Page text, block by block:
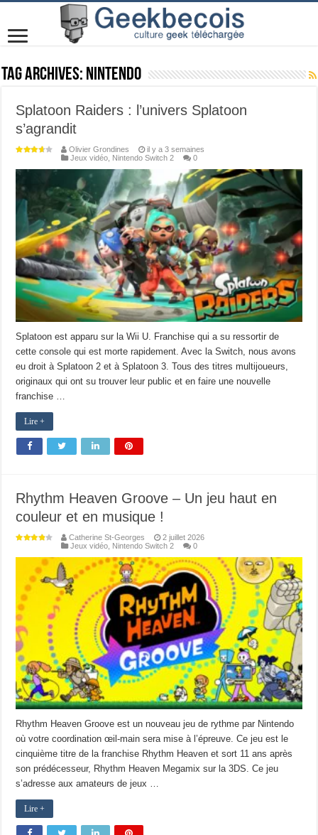
Tag Archives: Nintendo
Splatoon Raiders : l’univers Splatoon
s’agrandit
Olivier Grondines
il y a 3 semaines
Jeux vidéo Nintendo Switch 2 0
Splatoon est apparu sur la Wii U. Franchise qui a su ressortir de
cette console qui est morte rapidement. Avec la Switch, nous avons
eu droit à Splatoon 2 et à Splatoon 3. Tous des titres multijoueurs,
originaux qui ont su trouver leur public et en faire une nouvelle
franchise …
Lire +
Rhythm Heaven Groove – Un jeu haut en
couleur et en musique !
Catherine St-Georges
2 juillet 2026
Jeux vidéo Nintendo Switch 2 0
Rhythm Heaven Groove est un nouveau jeu de rythme par Nintendo
où votre coordination œil-main sera mise à l’épreuve. Ce jeu est le
cinquième titre de la franchise Rhythm Heaven et sort 11 ans après
son prédécesseur, Rhythm Heaven Megamix sur la 3DS. Ce jeu
s’adresse aux amateurs de jeux …
Lire +